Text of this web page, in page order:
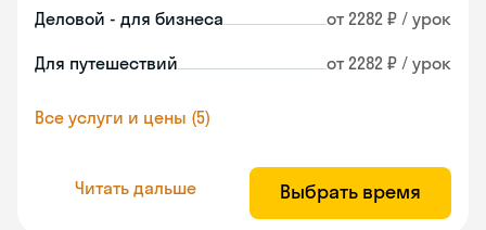
Деловой - для бизнеса от 2282 ₽ / урок
Для путешествий от 2282 ₽ / урок
Все услуги и цены (5)
Читать дальше Выбрать время